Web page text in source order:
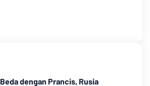
Beda dengan Prancis, Rusia